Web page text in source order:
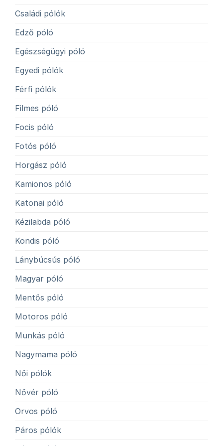
Családi pólók
Edző póló
Egészségügyi póló
Egyedi pólók
Férfi pólók
Filmes póló
Focis póló
Fotós póló
Horgász póló
Kamionos póló
Katonai póló
Kézilabda póló
Kondis póló
Lánybúcsús póló
Magyar póló
Mentős póló
Motoros póló
Munkás póló
Nagymama póló
Női pólók
Nővér póló
Orvos póló
Páros pólók